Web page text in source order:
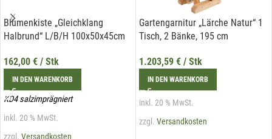
Blumenkiste „Gleichklang
Halbrund“ L/B/H 100x50x45cm
162,00 € / Stk
IN DEN WARENKORB
KD4 salzimprägniert
inkl. 20 % MwSt.
Gartengarnitur „Lärche Natur“ 1
Tisch, 2 Bänke, 195 cm
1.203,59 € / Stk
IN DEN WARENKORB
inkl. 20 % MwSt.
zzgl. Versandkosten